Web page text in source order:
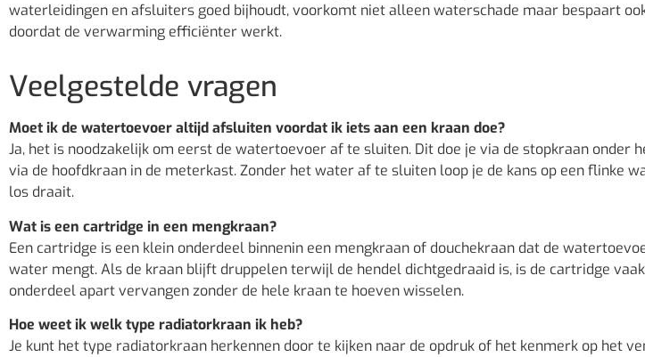
waterleidingen en afsluiters goed bijhoudt, voorkomt niet alleen waterschade maar bespaart
doordat de verwarming efficiënter werkt.
Veelgestelde vragen
Moet ik de watertoevoer altijd afsluiten voordat ik iets aan een kraan doe?
Ja, het is noodzakelijk om eerst de watertoevoer af te sluiten. Dit doe je via de stopkraan onder
via de hoofdkraan in de meterkast. Zonder het water af te sluiten loop je de kans op een flinke
los draait.
Wat is een cartridge in een mengkraan?
Een cartridge is een klein onderdeel binnenin een mengkraan of douchekraan dat de
water mengt. Als de kraan blijft druppelen terwijl de hendel dichtgedraaid is, is de cartridge
onderdeel apart vervangen zonder de hele kraan te hoeven wisselen.
Hoe weet ik welk type radiatorkraan ik heb?
Je kunt het type radiatorkraan herkennen door te kijken naar de opdruk of het kenmerk op het